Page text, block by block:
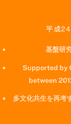
平成
基盤研
Supported by
between
多文化共生を再考